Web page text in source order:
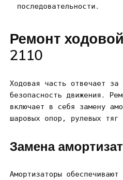
последовательности․
Ремонт
2110
Ходовая часть отвечает за
безопасность движения․
включает в себя замену
шаровых опор, рулевых тяг
Замена
Амортизаторы